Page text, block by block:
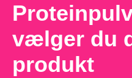
vælger du
produkt